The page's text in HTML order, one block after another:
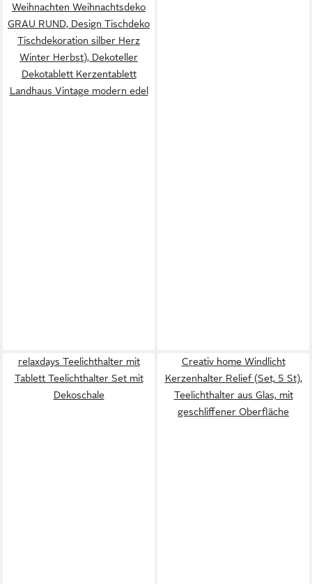
Weihnachten Weihnachtsdeko
GRAU RUND, Design Tischdeko
Tischdekoration silber Herz
Winter Herbst), Dekoteller
Dekotablett Kerzentablett
Landhaus Vintage modern edel
relaxdays Teelichthalter mit
Tablett Teelichthalter Set mit
Dekoschale
Creativ home Windlicht
Kerzenhalter Relief (Set, 5 St),
Teelichthalter aus Glas, mit
geschliffener Oberfläche